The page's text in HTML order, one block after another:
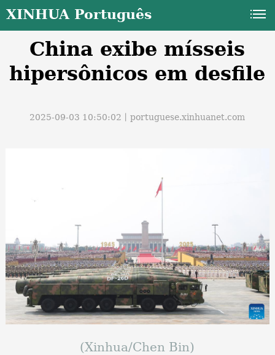
XINHUA Português
China exibe mísseis
hipersônicos em desfile
2025-09-03 10:50:02丨portuguese.xinhuanet.com
(Xinhua/Chen Bin)